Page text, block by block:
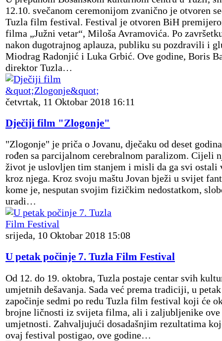
12.10. svečanom ceremonijom zvanično je otvoren
Tuzla film festival. Festival je otvoren BiH
filma „Južni vetar“, Miloša Avramovića. Po
nakon dugotrajnog aplauza, publiku su pozdravili i
Miodrag Radonjić i Luka Grbić. Ove godine, Boris
direktor Tuzla…
četvrtak, 11 Oktobar 2018 16:11
Dječiji film "Zlogonje"
"Zlogonje" je priča o Jovanu, dječaku od deset
rođen sa parcijalnom cerebralnom paralizom. Cijeli
život je uslovljen tim stanjem i misli da ga svi ostali
kroz njega. Kroz svoju maštu Jovan bježi u svijet
kome je, nesputan svojim fizičkim nedostatkom,
uradi…
srijeda, 10 Oktobar 2018 15:08
U petak počinje 7. Tuzla Film Festival
Od 12. do 19. oktobra, Tuzla postaje centar svih
umjetnih dešavanja. Sada već prema tradiciji, u petak
započinje sedmi po redu Tuzla film festival koji će
brojne ličnosti iz svijeta filma, ali i zaljubljenike ove
umjetnosti. Zahvaljujući dosadašnjim rezultatima
ovaj festival postigao, ove godine…